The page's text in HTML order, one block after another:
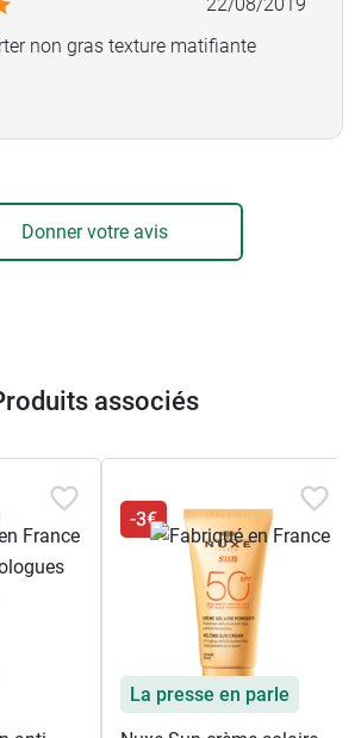
non gras texture matifiante
Donner votre avis
associés
-3€
La presse en parle